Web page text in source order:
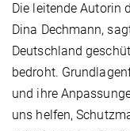
Die leitende Autorin
Dina Dechmann,
Deutschland
bedroht.
und ihre
uns helfen,